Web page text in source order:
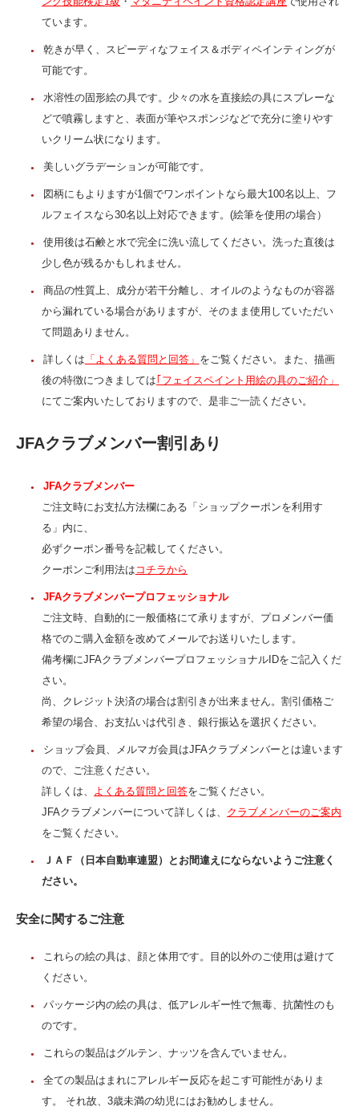
ています。
乾きが早く、スピーディなフェイス＆ボディペインティングが
可能です。
水溶性の固形絵の具です。少々の水を直接絵の具にスプレーな
どで噴霧しますと、表面が筆やスポンジなどで充分に塗りやす
いクリーム状になります。
美しいグラデーションが可能です。
図柄にもよりますが1個でワンポイントなら最大100名以上、フ
ルフェイスなら30名以上対応できます。(絵筆を使用の場合）
使用後は石鹸と水で完全に洗い流してください。洗った直後は
少し色が残るかもしれません。
商品の性質上、成分が若干分離し、オイルのようなものが容器
から漏れている場合がありますが、そのまま使用していただい
て問題ありません。
詳しくは 「よくある質問と回答」 をご覧ください。また、描画
後の特徴につきましては｢フェイスペイント用絵の具のご紹介」
にてご案内いたしておりますので、是非ご一読ください。
JFAクラブメンバー割引あり
JFAクラブメンバー
ご注文時にお支払方法欄にある「ショップクーポンを利用す
る」内に、
必ずクーポン番号を記載してください。
クーポンご利用法は コチラから
JFAクラブメンバープロフェッショナル
ご注文時、自動的に一般価格にて承りますが、プロメンバー価
格でのご購入金額を改めてメールでお送りいたします。
備考欄にJFAクラブメンバープロフェッショナルIDをご記入くだ
さい。
尚、クレジット決済の場合は割引きが出来ません。割引価格ご
希望の場合、お支払いは代引き、銀行振込を選択ください。
ショップ会員、メルマガ会員はJFAクラブメンバーとは違います
ので、ご注意ください。
詳しくは、
よくある質問と回答をご覧ください。
JFAクラブメンバーについて詳しくは、 クラブメンバーのご案内
をご覧ください。
ＪＡＦ（日本自動車連盟）とお間違えにならないようご注意く
ださい。
安全に関するご注意
これらの絵の具は、顔と体用です。目的以外のご使用は避けて
ください。
パッケージ内の絵の具は、低アレルギー性で無毒、抗菌性のも
のです。
これらの製品はグルテン、ナッツを含んでいません。
全ての製品はまれにアレルギー反応を起こす可能性がありま
す。 それ故、3歳未満の幼児にはお勧めしません。